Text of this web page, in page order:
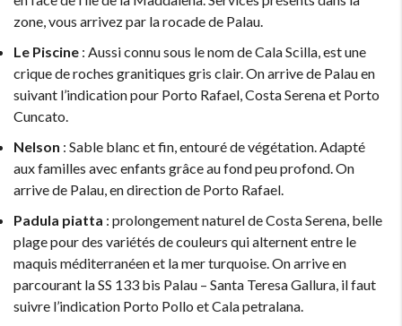
zone, vous arrivez par la rocade de Palau.
Le Piscine : Aussi connu sous le nom de Cala Scilla, est une
crique de roches granitiques gris clair. On arrive de Palau en
suivant l’indication pour Porto Rafael, Costa Serena et Porto
Cuncato.
Nelson : Sable blanc et fin, entouré de végétation. Adapté
aux familles avec enfants grâce au fond peu profond. On
arrive de Palau, en direction de Porto Rafael.
Padula piatta : prolongement naturel de Costa Serena, belle
plage pour des variétés de couleurs qui alternent entre le
maquis méditerranéen et la mer turquoise. On arrive en
parcourant la SS 133 bis Palau – Santa Teresa Gallura, il faut
suivre l’indication Porto Pollo et Cala petralana.